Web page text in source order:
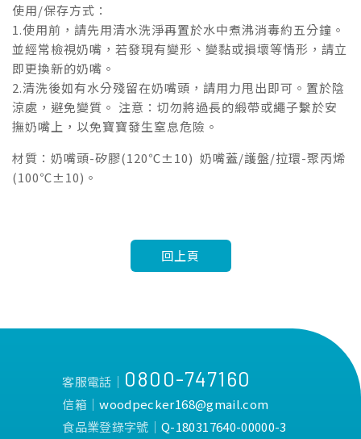
使用/保存方式：
1.使用前，請先用清水洗淨再置於水中煮沸消毒約五分鐘。
並經常檢視奶嘴，若發現有變形、變黏或損壞等情形，請立
即更換新的奶嘴。
2.清洗後如有水分殘留在奶嘴頭，請用力甩出即可。置於陰
涼處，避免變質。 注意：切勿將過長的緞帶或繩子繫於安
撫奶嘴上，以免寶寶發生窒息危險。
材質：奶嘴頭-矽膠(120℃±10) 奶嘴蓋/護盤/拉環-聚丙烯
(100℃±10)。
回上頁
客服電話│ 0800-747160
信箱│woodpecker168@gmail.com
食品業登錄字號│Q-180317640-00000-3